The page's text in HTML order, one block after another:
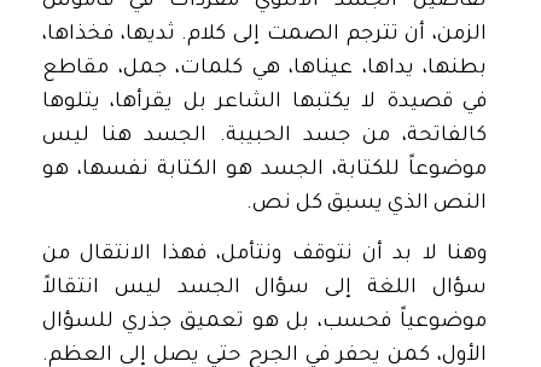
الزمن، أن تترجم الصمت إلى كلام. ثديها، فخذاها،
بطنها، يداها، عيناها، هي كلمات، جمل، مقاطع
في قصيدة لا يكتبها الشاعر بل يقرأها، يتلوها
كالفاتحة، من جسد الحبيبة. الجسد هنا ليس
موضوعاً للكتابة، الجسد هو الكتابة نفسها، هو
النص الذي يسبق كل نص.
وهنا لا بد أن نتوقف ونتأمل، فهذا الانتقال من
سؤال اللغة إلى سؤال الجسد ليس انتقالاً
موضوعياً فحسب، بل هو تعميق جذري للسؤال
الأول، كمن يحفر في الجرح حتي يصل إلى العظم.